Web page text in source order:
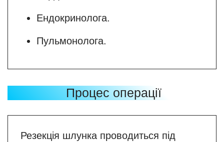
Ендокринолога.
Пульмонолога.
Процес операції
Резекція шлунка проводиться під